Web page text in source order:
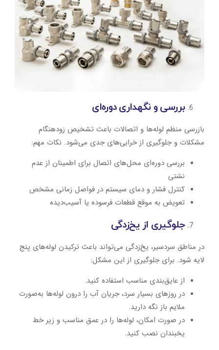
بررسی و نگهداری دوره‌ای
بازرسی منظم لوله‌ها و اتصالات باعث تشخیص زودهنگام
مشکلات و جلوگیری از خرابی‌های جدی می‌شود. نکات مهم:
بررسی دوره‌ای محل‌های اتصال برای اطمینان از عدم
نشتی
کنترل فشار و دمای سیستم در فواصل زمانی مشخص
تعویض به ‌موقع قطعات فرسوده یا آسیب‌دیده
جلوگیری از یخ‌زدگی
در مناطق سردسیر، یخ‌زدگی می‌تواند باعث ترکیدن لوله‌های پنج
لایه شود. برای جلوگیری از این مشکل:
از عایق‌بندی مناسب استفاده کنید.
در روزهای بسیار سرد، جریان آب را درون لوله‌ها به‌صورت
ملایم باز نگه دارید.
در صورت امکان، لوله‌ها را در عمق مناسب و زیر خط
یخبندان نصب کنید.